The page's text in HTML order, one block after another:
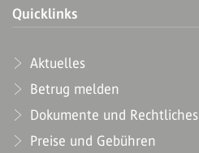
Quicklinks
Aktuelles
Betrug melden
Dokumente und Rechtliches
Preise und Gebühren